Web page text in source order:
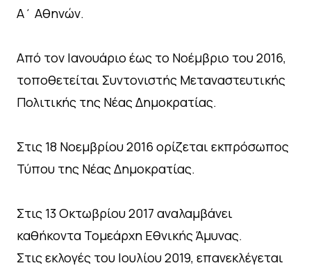
Α΄ Αθηνών.
Από τον Ιανουάριο έως το Νοέμβριο του 2016,
τοποθετείται Συντονιστής Μεταναστευτικής
Πολιτικής της Νέας Δημοκρατίας.
Στις 18 Νοεμβρίου 2016 ορίζεται εκπρόσωπος
Τύπου της Νέας Δημοκρατίας.
Στις 13 Οκτωβρίου 2017 αναλαμβάνει
καθήκοντα Τομεάρχη Εθνικής Άμυνας.
Στις εκλογές του Ιουλίου 2019, επανεκλέγεται